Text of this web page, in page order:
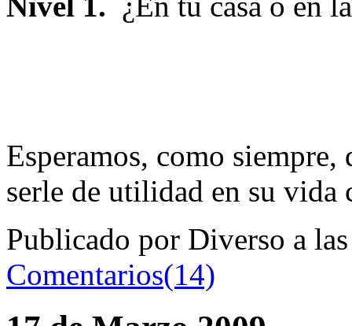
Esperamos, como
serle de utilidad en su vida
Publicado por Diverso a
Comentarios(14)